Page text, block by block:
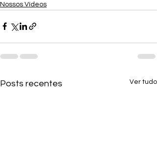
Nossos Vídeos
Posts recentes Ver tudo